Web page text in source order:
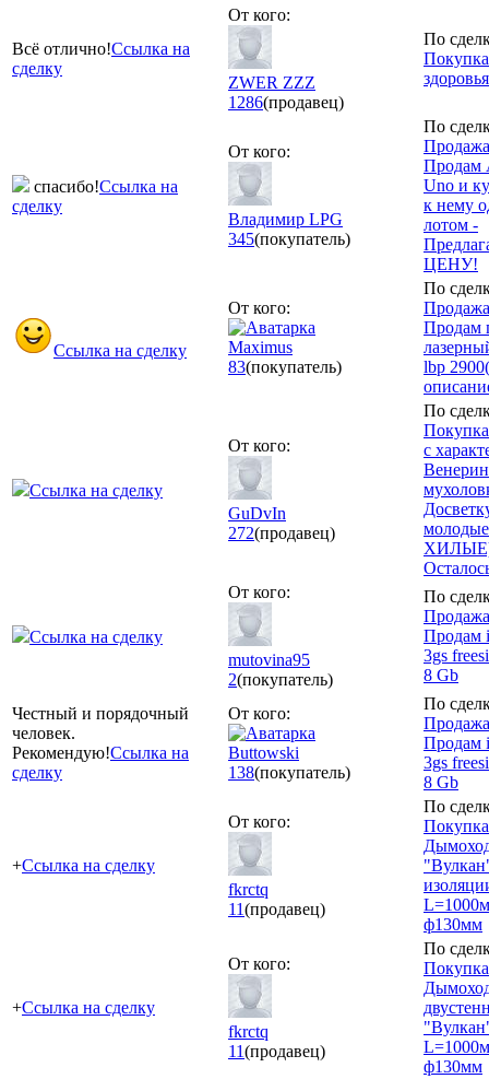
Всё отлично!Ссылка на
сделку
От кого:
ZWER ZZZ
1286(продавец)
По
спасибо!Ссылка на
сделку
От кого:
Владимир LPG
345(покупатель)
По
Продам
Uno и
к нему
лотом -
ЦЕНУ!
Ссылка на сделку
От кого:
Maximus
83(покупатель)
По
Продам
lbp
Ссылка на сделку
От кого:
GuDvIn
272(продавец)
По
с
Ссылка на сделку
От кого:
mutovina95
2(покупатель)
По
Продам
3gs
8 Gb
Честный и порядочный
человек.
Рекомендую!Ссылка на
сделку
От кого:
Buttowski
138(покупатель)
По
Продам
3gs
8 Gb
+Ссылка на сделку
От кого:
fkrctq
11(продавец)
По
ф130мм
+Ссылка на сделку
От кого:
fkrctq
11(продавец)
По
ф130мм